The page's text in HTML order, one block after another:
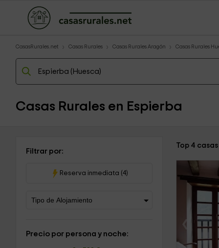
CasasRurales.net Casas Rurales Casas Rurales Aragón Casas Rurales
Casas Rurales en Espierba
Filtrar por:
Reserva inmediata (4)
Precio por persona y noche:
Top 4
‹